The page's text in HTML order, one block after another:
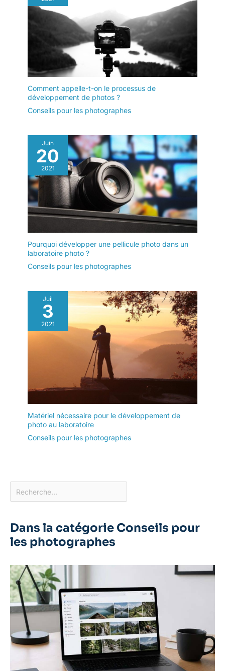
Comment appelle-t-on le processus de
développement de photos ?
Conseils pour les photographes
Juin
20
2021
Pourquoi développer une pellicule photo dans un
laboratoire photo ?
Conseils pour les photographes
Juil
3
2021
Matériel nécessaire pour le développement de
photo au laboratoire
Conseils pour les photographes
Dans la catégorie Conseils pour
les photographes